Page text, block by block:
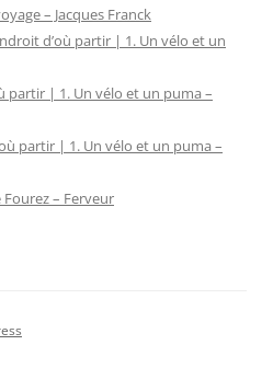
– Jacques Franck
d’où partir | 1. Un vélo et un
partir | 1. Un vélo et un puma –
partir | 1. Un vélo et un puma –
Fourez – Ferveur